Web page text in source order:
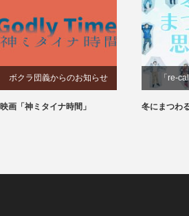
ボクラ団義からのお知らせ
映画「神ミタイナ時間」
「re-
冬にまつわ